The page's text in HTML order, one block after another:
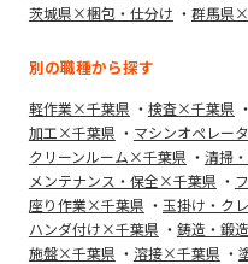
茨城県×梱包・仕分け
群馬県
別の職種から探す
軽作業×千葉県 検査×千葉県
加工×千葉県
マシンオペレー
クリーンルーム×千葉県
清掃
メンテナンス・保全×千葉県
座り作業×千葉県
玉掛け・ク
ハンダ付け×千葉県
鋳造・鍛
施盤×千葉県
溶接×千葉県